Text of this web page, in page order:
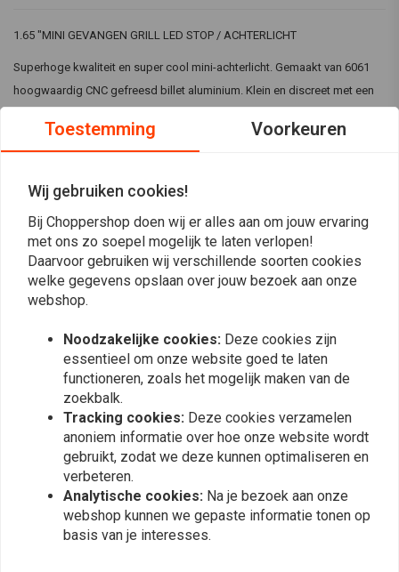
1.65 "MINI GEVANGEN GRILL LED STOP / ACHTERLICHT
Superhoge kwaliteit en super cool mini-achterlicht. Gemaakt van 6061
hoogwaardig CNC gefreesd billet aluminium. Klein en discreet met een
voor elke toepassing met een 12v elektrisch systeem. De installatie is
gemonteerd door eenvoudig een gat van 38 mm te boren met behulp
Perfect voor Custom Bikes, Choppers, Rat Bikes, Scramblers, Trikes, Hot
Rods, Classic Cars, Trailers, Caravans, ATV's, etc.
GEGEVENS
Functie 1: achterlicht
Functie 2: stop licht
CNC gefreesde billet aluminium behuizing
Kleur: Chrome
100% waterdicht
Universeel montage
Pakket bestaat uit: 1 X achterlicht + borgring + gatenzaag
Reviews
Plaats ook een review
Toestemming Voorkeuren
Wij gebruiken cookies!
Bij Choppershop doen wij er alles aan om jouw ervaring
met ons zo soepel mogelijk te laten verlopen!
Daarvoor gebruiken wij verschillende soorten cookies
welke gegevens opslaan over jouw bezoek aan onze
webshop.
Noodzakelijke cookies: Deze cookies zijn
essentieel om onze website goed te laten
functioneren, zoals het mogelijk maken van de
zoekbalk.
Tracking cookies: Deze cookies verzamelen
anoniem informatie over hoe onze website wordt
gebruikt, zodat we deze kunnen optimaliseren en
verbeteren.
Analytische cookies: Na je bezoek aan onze
webshop kunnen we gepaste informatie tonen op
basis van je interesses.